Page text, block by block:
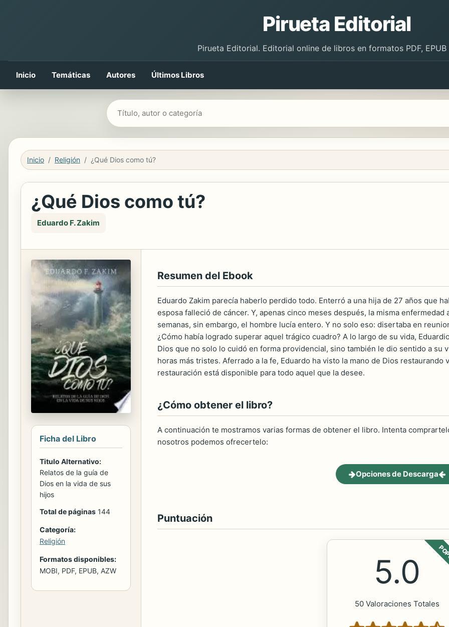
Pirueta Editorial
Pirueta Editorial. Editorial online de libros en formatos PDF, EPUB
Inicio Temáticas Autores Últimos Libros
Buscar libros
Inicio Religión ¿Qué Dios como tú?
¿Qué Dios como tú?
Eduardo F. Zakim
Ficha del Libro
Titulo Alternativo:
Relatos de la guía de
Dios en la vida de sus
hijos
Total de páginas 144
Categoría:
Religión
Formatos disponibles:
MOBI, PDF, EPUB, AZW
Resumen del Ebook
Eduardo Zakim parecía haberlo perdido todo. Enterró a una hija de 27 años que
esposa falleció de cáncer. Y, apenas cinco meses después, la misma enfermedad
semanas, sin embargo, el hombre lucía entero. Y no solo eso: disertaba en
¿Cómo había logrado superar aquel trágico cuadro? A lo largo de su vida,
Dios que no solo lo cuidó en forma providencial, sino también le dio sentido a su
horas más tristes. Aferrado a la fe, Eduardo ha visto la mano de Dios restaurando
restauración está disponible para todo aquel que la desee.
¿Cómo obtener el libro?
A continuación te mostramos varias formas de obtener el libro. Intenta
nosotros podemos ofrecertelo:
Opciones de Descarga
Puntuación
5.0
50 Valoraciones Totales